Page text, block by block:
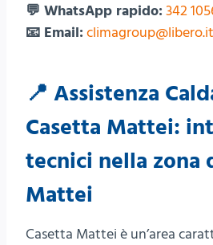
💬 WhatsApp rapido: 342
📧 Email: climagroup@libero.it
📍 Assistenza
Casetta Mattei:
tecnici nella zona
Mattei
Casetta Mattei è un’area